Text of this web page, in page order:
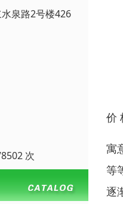
泉路2号楼426
次
价
寓
等
逐